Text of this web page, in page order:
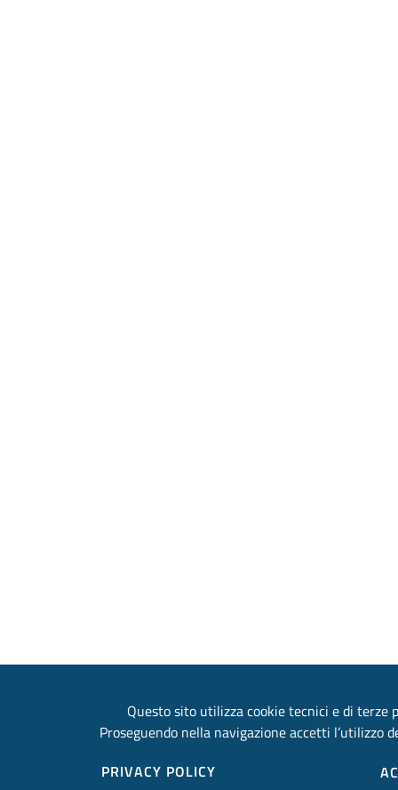
Questo sito utilizza cookie tecnici e di terze
Proseguendo nella navigazione accetti l’utilizzo
PRIVACY POLICY